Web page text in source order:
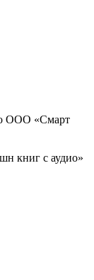
ООО «Смарт
книг с аудио»